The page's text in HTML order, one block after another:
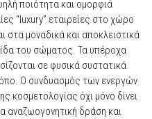
ποιότητα και ομορφιά
“luxury” εταιρείες στο χώρο
στα μοναδικά και αποκλειστικά
του σώματος. Τα υπέροχα
σε φυσικά συστατικά
Ο συνδυασμός των ενεργών
κοσμετολογίας όχι μόνο δίνει
αναζωογονητική δράση και